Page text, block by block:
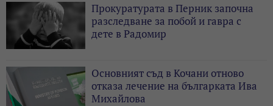
Прокуратурата в Перник започна
разследване за побой и гавра с
дете в Радомир
Основният съд в Кочани отново
отказа лечение на българката Ива
Михайлова